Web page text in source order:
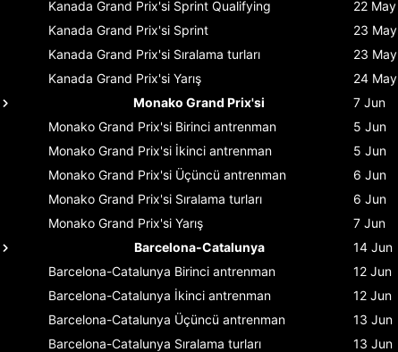
Kanada Grand Prix'si Sprint Qualifying 22 May
Kanada Grand Prix'si Sprint 23 May
Kanada Grand Prix'si Sıralama turları 23 May
Kanada Grand Prix'si Yarış 24 May
Monako Grand Prix'si
7 Jun
Monako Grand Prix'si Birinci antrenman 5 Jun
Monako Grand Prix'si İkinci antrenman 5 Jun
Monako Grand Prix'si Üçüncü antrenman 6 Jun
Monako Grand Prix'si Sıralama turları 6 Jun
Monako Grand Prix'si Yarış 7 Jun
Barcelona-Catalunya
14 Jun
Barcelona-Catalunya Birinci antrenman 12 Jun
Barcelona-Catalunya İkinci antrenman 12 Jun
Barcelona-Catalunya Üçüncü antrenman 13 Jun
Barcelona-Catalunya Sıralama turları 13 Jun